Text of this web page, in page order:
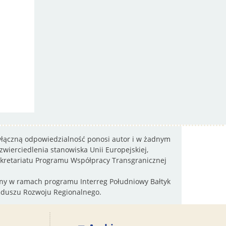
odpowiedzialność ponosi autor i w żadnym
stanowiska Unii Europejskiej,
Programu Współpracy Transgranicznej
w ramach programu Interreg Południowy Bałtyk
Rozwoju Regionalnego.